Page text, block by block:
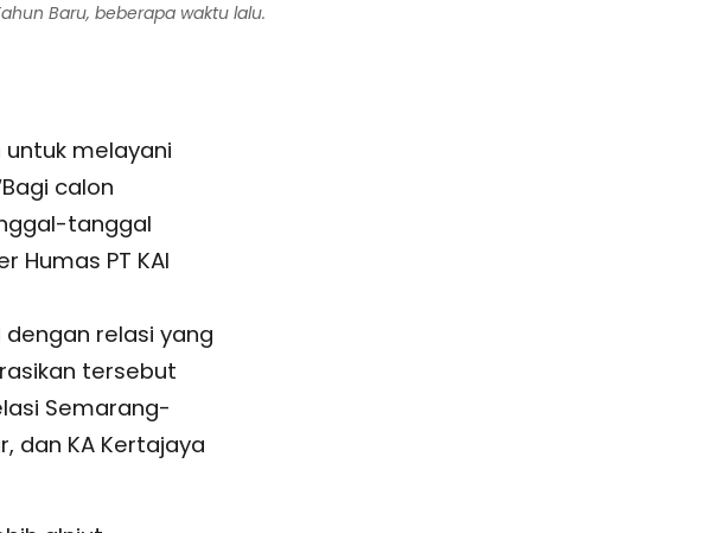
Baru, beberapa waktu lalu.
untuk melayani
calon
tanggal
Humas PT KAI
dengan relasi yang
tersebut
Semarang-
dan KA Kertajaya